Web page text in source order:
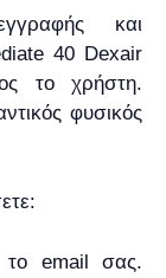
και
40 Dexair
το χρήστη.
φυσικός
το email σας.